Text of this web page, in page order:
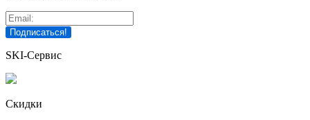
SKI-Сервис
Скидки